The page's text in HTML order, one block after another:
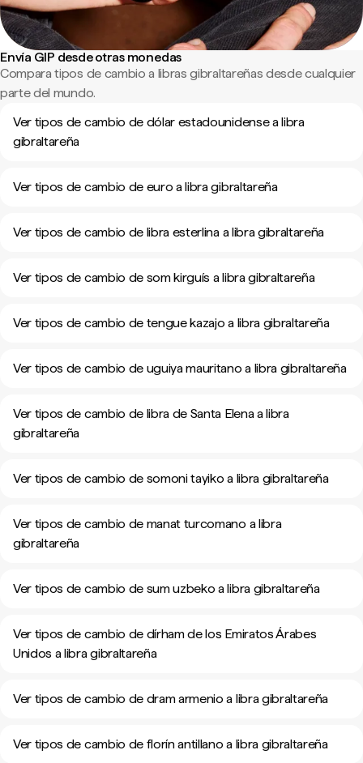
Envía GIP desde otras monedas
Compara tipos de cambio a libras gibraltareñas desde cualquier
parte del mundo.
Ver tipos de cambio de dólar estadounidense a libra
gibraltareña
Ver tipos de cambio de euro a libra gibraltareña
Ver tipos de cambio de libra esterlina a libra gibraltareña
Ver tipos de cambio de som kirguís a libra gibraltareña
Ver tipos de cambio de tengue kazajo a libra gibraltareña
Ver tipos de cambio de uguiya mauritano a libra gibraltareña
Ver tipos de cambio de libra de Santa Elena a libra
gibraltareña
Ver tipos de cambio de somoni tayiko a libra gibraltareña
Ver tipos de cambio de manat turcomano a libra
gibraltareña
Ver tipos de cambio de sum uzbeko a libra gibraltareña
Ver tipos de cambio de dírham de los Emiratos Árabes
Unidos a libra gibraltareña
Ver tipos de cambio de dram armenio a libra gibraltareña
Ver tipos de cambio de florín antillano a libra gibraltareña